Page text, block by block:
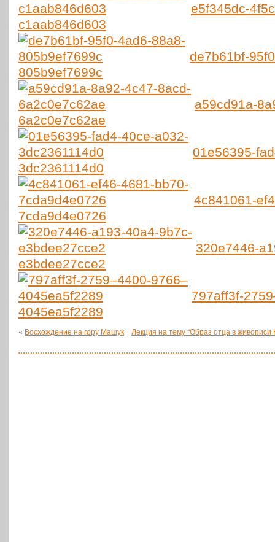
e5f345dc-
c1aab846d603
de7b61bf-
805b9ef7699c
a59cd91a-
6a2c0e7c62ae
01e56395-
3dc2361114d0
4c841061-
7cda9d4e0726
320e7446-
e3bdee27cce2
797aff3f-
4045ea5f2289
« Восхождение на гору Машук Лекция на тему “Образ отца в